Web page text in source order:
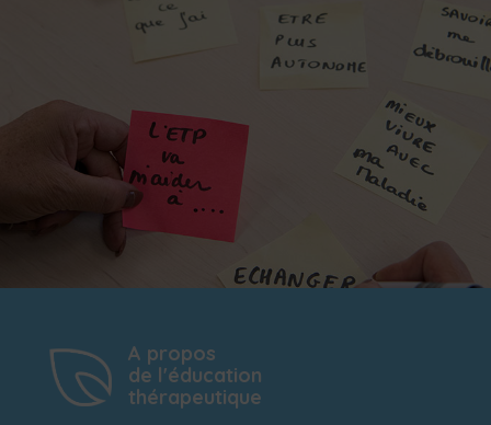
A propos
de l'éducation
thérapeutique